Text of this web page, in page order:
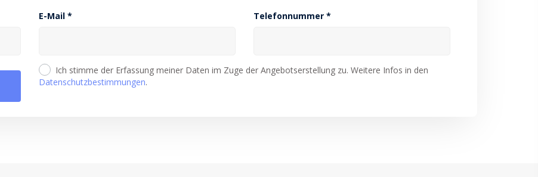
E-Mail * Telefonnummer *
Ich stimme der Erfassung meiner Daten im Zuge der Angebotserstellung zu. Weitere Infos in den
Datenschutzbestimmungen.